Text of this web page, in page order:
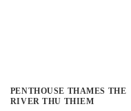
PENTHOUSE THAMES THE
RIVER THU THIEM